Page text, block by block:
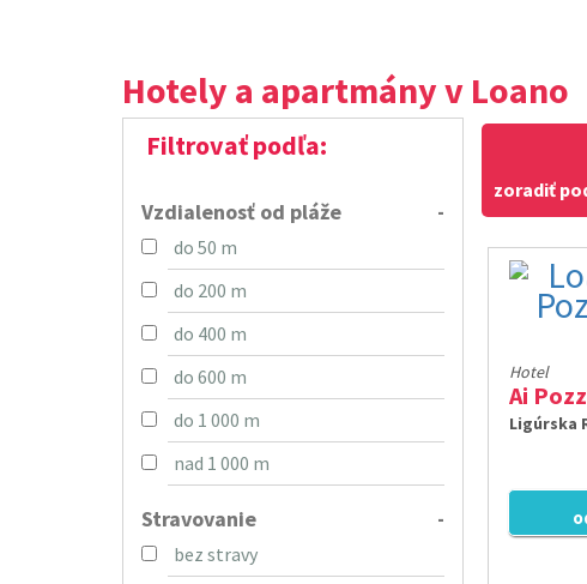
Hotely a apartmány v Loano
Filtrovať podľa:
Vzdialenosť od pláže -
do 50 m
do 200 m
do 400 m
do 600 m
do 1 000 m
nad 1 000 m
Stravovanie -
bez stravy
zoradiť
Hotel
Ligúrska